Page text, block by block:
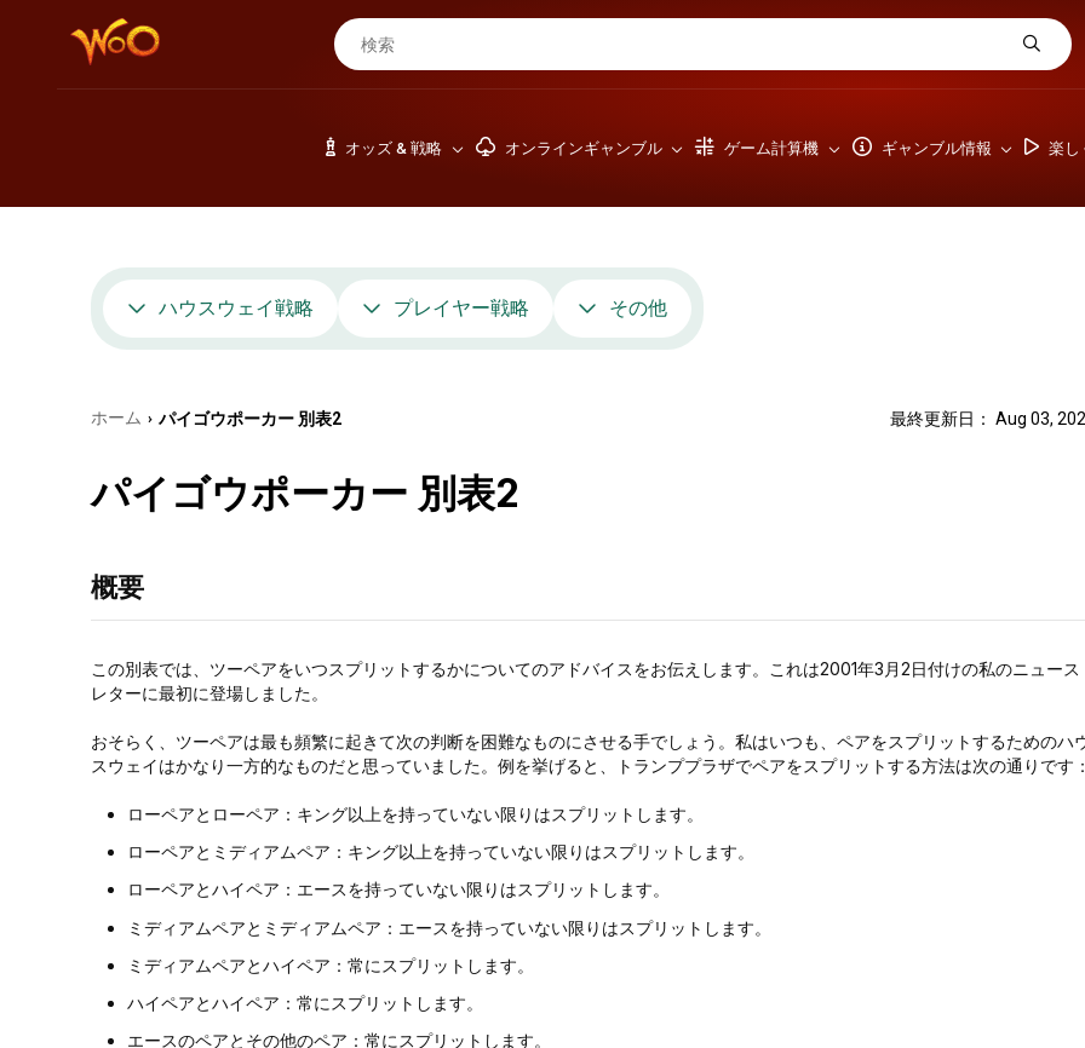
オッズ & 戦略 オンラインギャンブル ゲーム計算機 ギャンブル情報 楽し
ハウスウェイ戦略 プレイヤー戦略 その他
ホーム › パイゴウポーカー 別表2 最終更新日： Aug 03,
パイゴウポーカー 別表2
概要
この別表では、ツーペアをいつスプリットするかについてのアドバイスをお伝えします。これは2001年3月2日付けの私のニュース
レターに最初に登場しました。
おそらく、ツーペアは最も頻繁に起きて次の判断を困難なものにさせる手でしょう。私はいつも、ペアをスプリットするためのハ
スウェイはかなり一方的なものだと思っていました。例を挙げると、トランププラザでペアをスプリットする方法は次の通りです：
ローペアとローペア：キング以上を持っていない限りはスプリットします。
ローペアとミディアムペア：キング以上を持っていない限りはスプリットします。
ローペアとハイペア：エースを持っていない限りはスプリットします。
ミディアムペアとミディアムペア：エースを持っていない限りはスプリットします。
ミディアムペアとハイペア：常にスプリットします。
ハイペアとハイペア：常にスプリットします。
エースのペアとその他のペア：常にスプリットします。